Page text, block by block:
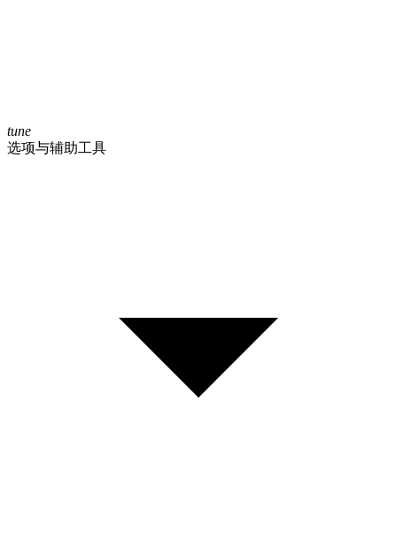
tune
选项与辅助工具